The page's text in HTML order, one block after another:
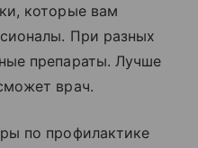
которые вам
При разных
препараты. Лучше
врач.
по профилактике